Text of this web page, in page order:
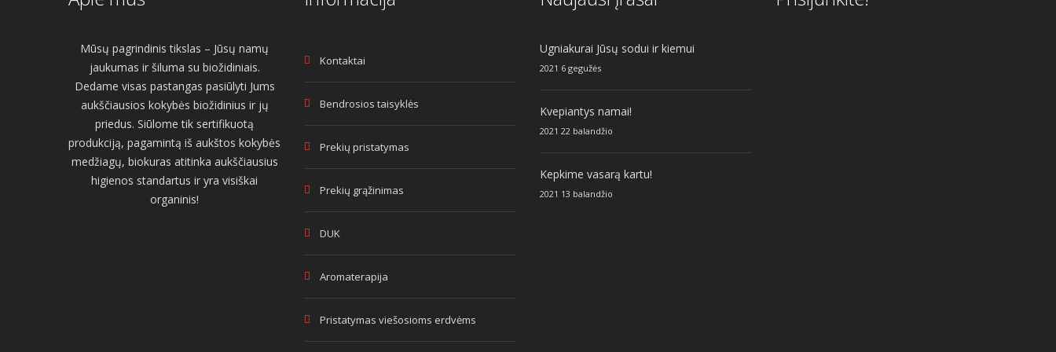
Mūsų pagrindinis tikslas – Jūsų namų
jaukumas ir šiluma su biožidiniais.
Dedame visas pastangas pasiūlyti Jums
aukščiausios kokybės biožidinius ir jų
priedus. Siūlome tik sertifikuotą
produkciją, pagamintą iš aukštos kokybės
medžiagų, biokuras atitinka aukščiausius
higienos standartus ir yra visiškai
organinis!
Kontaktai
Bendrosios taisyklės
Prekių pristatymas
Prekių grąžinimas
DUK
Aromaterapija
Pristatymas viešosioms erdvėms
Ugniakurai Jūsų sodui ir kiemui
2021 6 gegužės
Kvepiantys namai!
2021 22 balandžio
Kepkime vasarą kartu!
2021 13 balandžio